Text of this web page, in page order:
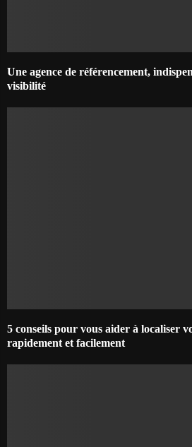
Une agence de référencement,
visibilité
5 conseils pour vous aider à localiser
rapidement et facilement